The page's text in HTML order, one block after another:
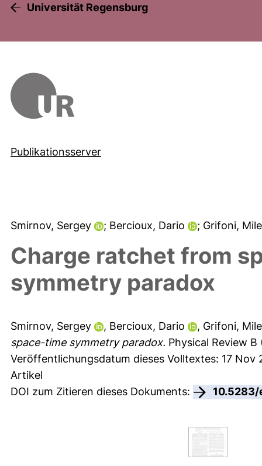
Universität Regensburg
Publikationsserver
Smirnov, Sergey ; Bercioux, Dario ; Grifoni,
Charge ratchet from
symmetry paradox
Smirnov, Sergey , Bercioux, Dario , Grifoni,
space-time symmetry paradox. Physical Review
Veröffentlichungsdatum dieses Volltextes: 17 Nov
Artikel
DOI zum Zitieren dieses Dokuments:
10.5283/